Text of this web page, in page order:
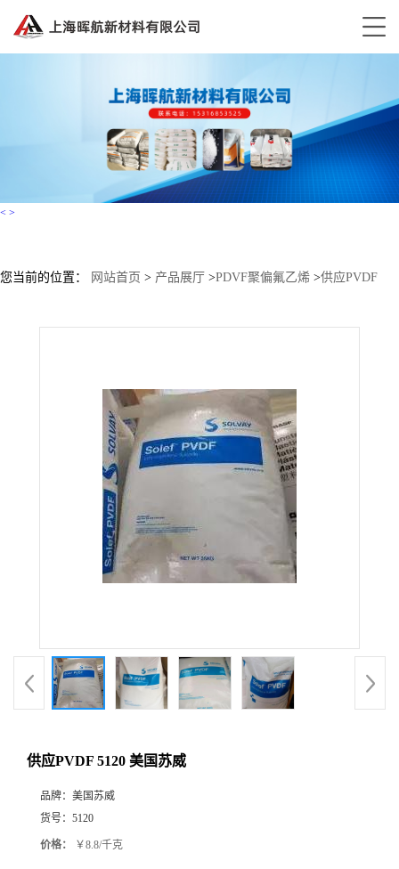
< >
您当前的位置： 网站首页 > 产品展厅 >PDVF聚偏氟乙烯 >供应PVDF
供应PVDF 5120 美国苏威
品牌： 美国苏威
货号： 5120
价格： ￥8.8/千克